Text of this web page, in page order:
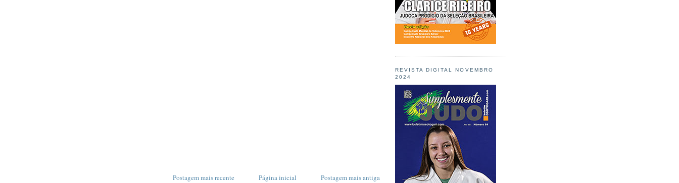
Postagem mais recente Postagem mais antiga
Página inicial
REVISTA DIGITAL NOVEMBRO
2024